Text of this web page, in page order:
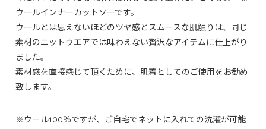
ウールインナーカットソーです。
ウールとは思えないほどのツヤ感とスムースな肌触りは、同じ
素材のニットウエアでは味わえない贅沢なアイテムに仕上がり
ました。
素材感を直接感じて頂くために、肌着としてのご使用をお勧め
致します。
※ウール100％ですが、ご自宅でネットに入れての洗濯が可能